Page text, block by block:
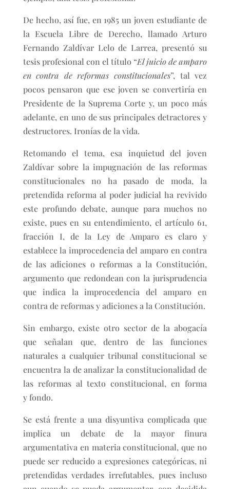
De hecho, así fue, en 1985 un joven estudiante de
la Escuela Libre de Derecho, llamado Arturo
Fernando Zaldívar Lelo de Larrea, presentó su
tesis profesional con el título “El juicio de amparo
en contra de reformas constitucionales”, tal vez
pocos pensaron que ese joven se convertiría en
Presidente de la Suprema Corte y, un poco más
adelante, en uno de sus principales detractores y
destructores. Ironías de la vida.
Retomando el tema, esa inquietud del joven
Zaldívar sobre la impugnación de las reformas
constitucionales no ha pasado de moda, la
pretendida reforma al poder judicial ha revivido
este profundo debate, aunque para muchos no
existe, pues en su entendimiento, el artículo 61,
fracción I, de la Ley de Amparo es claro y
establece la improcedencia del amparo en contra
de las adiciones o reformas a la Constitución,
argumento que redondean con la jurisprudencia
que indica la improcedencia del amparo en
contra de reformas y adiciones a la Constitución.
Sin embargo, existe otro sector de la abogacía
que señalan que, dentro de las funciones
naturales a cualquier tribunal constitucional se
encuentra la de analizar la constitucionalidad de
las reformas al texto constitucional, en forma
y fondo.
Se está frente a una disyuntiva complicada que
implica un debate de la mayor finura
argumentativa en materia constitucional, que no
puede ser reducido a expresiones categóricas, ni
pretendidas verdades irrefutables, pues incluso